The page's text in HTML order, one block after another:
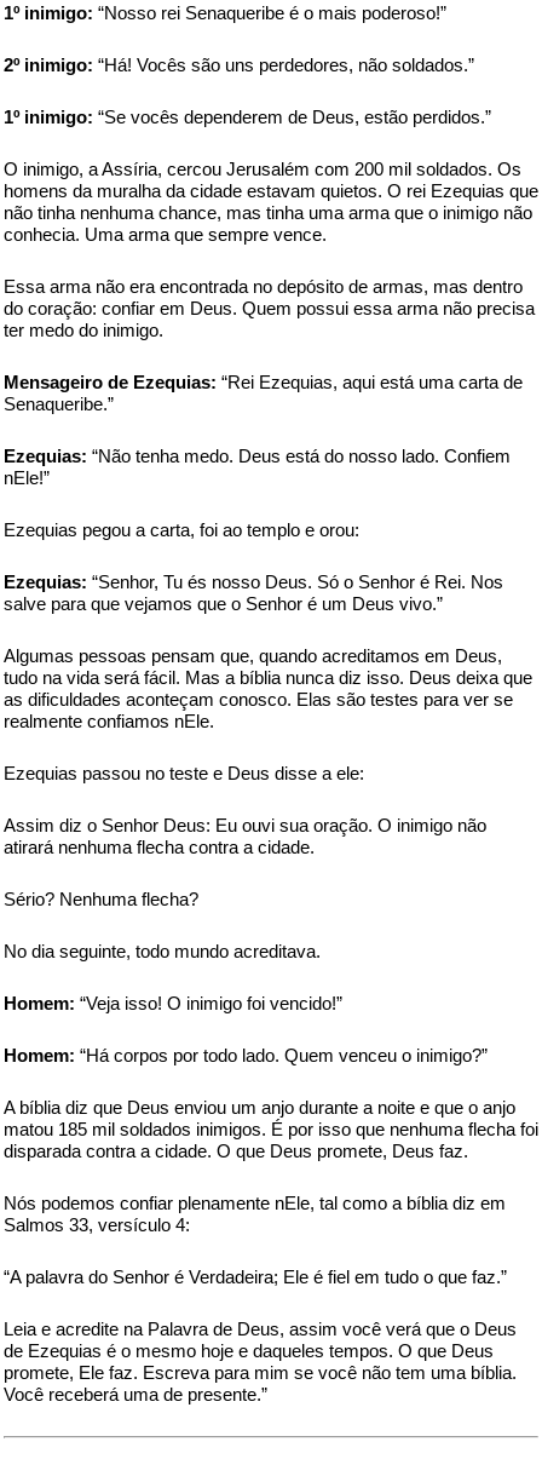
1º inimigo: “Nosso rei Senaqueribe é o mais poderoso!”
2º inimigo: “Há! Vocês são uns perdedores, não soldados.”
1º inimigo: “Se vocês dependerem de Deus, estão perdidos.”
O inimigo, a Assíria, cercou Jerusalém com 200 mil soldados. Os
homens da muralha da cidade estavam quietos. O rei Ezequias que
não tinha nenhuma chance, mas tinha uma arma que o inimigo não
conhecia. Uma arma que sempre vence.
Essa arma não era encontrada no depósito de armas, mas dentro
do coração: confiar em Deus. Quem possui essa arma não precisa
ter medo do inimigo.
Mensageiro de Ezequias: “Rei Ezequias, aqui está uma carta de
Senaqueribe.”
Ezequias: “Não tenha medo. Deus está do nosso lado. Confiem
nEle!”
Ezequias pegou a carta, foi ao templo e orou:
Ezequias: “Senhor, Tu és nosso Deus. Só o Senhor é Rei. Nos
salve para que vejamos que o Senhor é um Deus vivo.”
Algumas pessoas pensam que, quando acreditamos em Deus,
tudo na vida será fácil. Mas a bíblia nunca diz isso. Deus deixa que
as dificuldades aconteçam conosco. Elas são testes para ver se
realmente confiamos nEle.
Ezequias passou no teste e Deus disse a ele:
Assim diz o Senhor Deus: Eu ouvi sua oração. O inimigo não
atirará nenhuma flecha contra a cidade.
Sério? Nenhuma flecha?
No dia seguinte, todo mundo acreditava.
Homem: “Veja isso! O inimigo foi vencido!”
Homem: “Há corpos por todo lado. Quem venceu o inimigo?”
A bíblia diz que Deus enviou um anjo durante a noite e que o anjo
matou 185 mil soldados inimigos. É por isso que nenhuma flecha foi
disparada contra a cidade. O que Deus promete, Deus faz.
Nós podemos confiar plenamente nEle, tal como a bíblia diz em
Salmos 33, versículo 4:
“A palavra do Senhor é Verdadeira; Ele é fiel em tudo o que faz.”
Leia e acredite na Palavra de Deus, assim você verá que o Deus
de Ezequias é o mesmo hoje e daqueles tempos. O que Deus
promete, Ele faz. Escreva para mim se você não tem uma bíblia.
Você receberá uma de presente.”